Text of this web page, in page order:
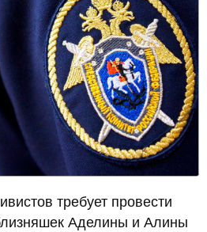
требует провести
Аделины и Алины